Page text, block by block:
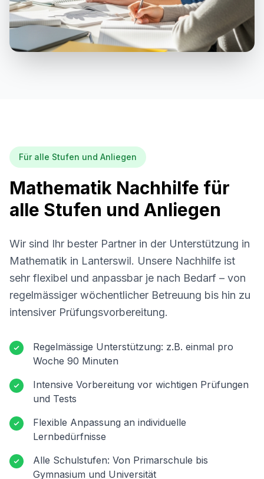
Für alle Stufen und Anliegen
Mathematik Nachhilfe für
alle Stufen und Anliegen
Wir sind Ihr bester Partner in der Unterstützung in
Mathematik in Lanterswil. Unsere Nachhilfe ist
sehr flexibel und anpassbar je nach Bedarf – von
regelmässiger wöchentlicher Betreuung bis hin zu
intensiver Prüfungsvorbereitung.
Regelmässige Unterstützung: z.B. einmal pro
Woche 90 Minuten
Intensive Vorbereitung vor wichtigen Prüfungen
und Tests
Flexible Anpassung an individuelle
Lernbedürfnisse
Alle Schulstufen: Von Primarschule bis
Gymnasium und Universität